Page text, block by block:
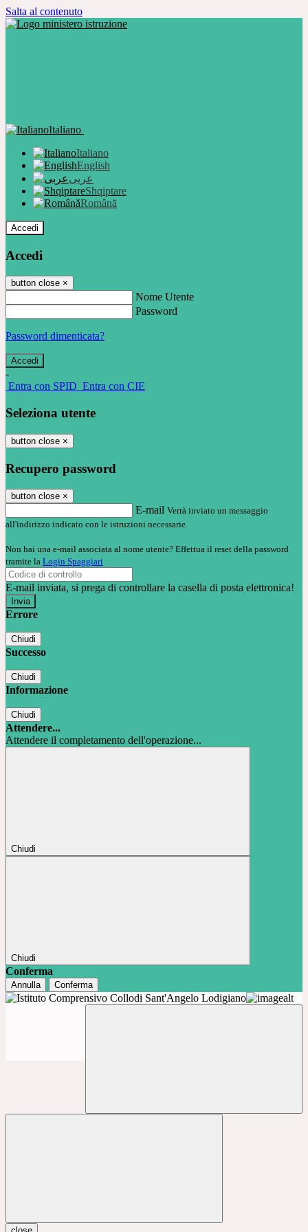
Salta al contenuto
Italiano
Italiano
English
عربى
Shqiptare
Română
Accedi
Accedi
button close ×
Nome Utente
Password
Password dimenticata?
-
Entra con SPID Entra con CIE
Seleziona utente
button close ×
Recupero password
button close ×
E-mail Verrà inviato un messaggio
all'indirizzo indicato con le istruzioni necessarie.
Non hai una e-mail associata al nome utente? Effettua il reset della password
tramite la Login Spaggiari
E-mail inviata, si prega di controllare la casella di posta elettronica!
Errore
Chiudi
Successo
Chiudi
Informazione
Chiudi
Attendere...
Attendere il completamento dell'operazione...
Chiudi
Chiudi
Conferma
Annulla Conferma